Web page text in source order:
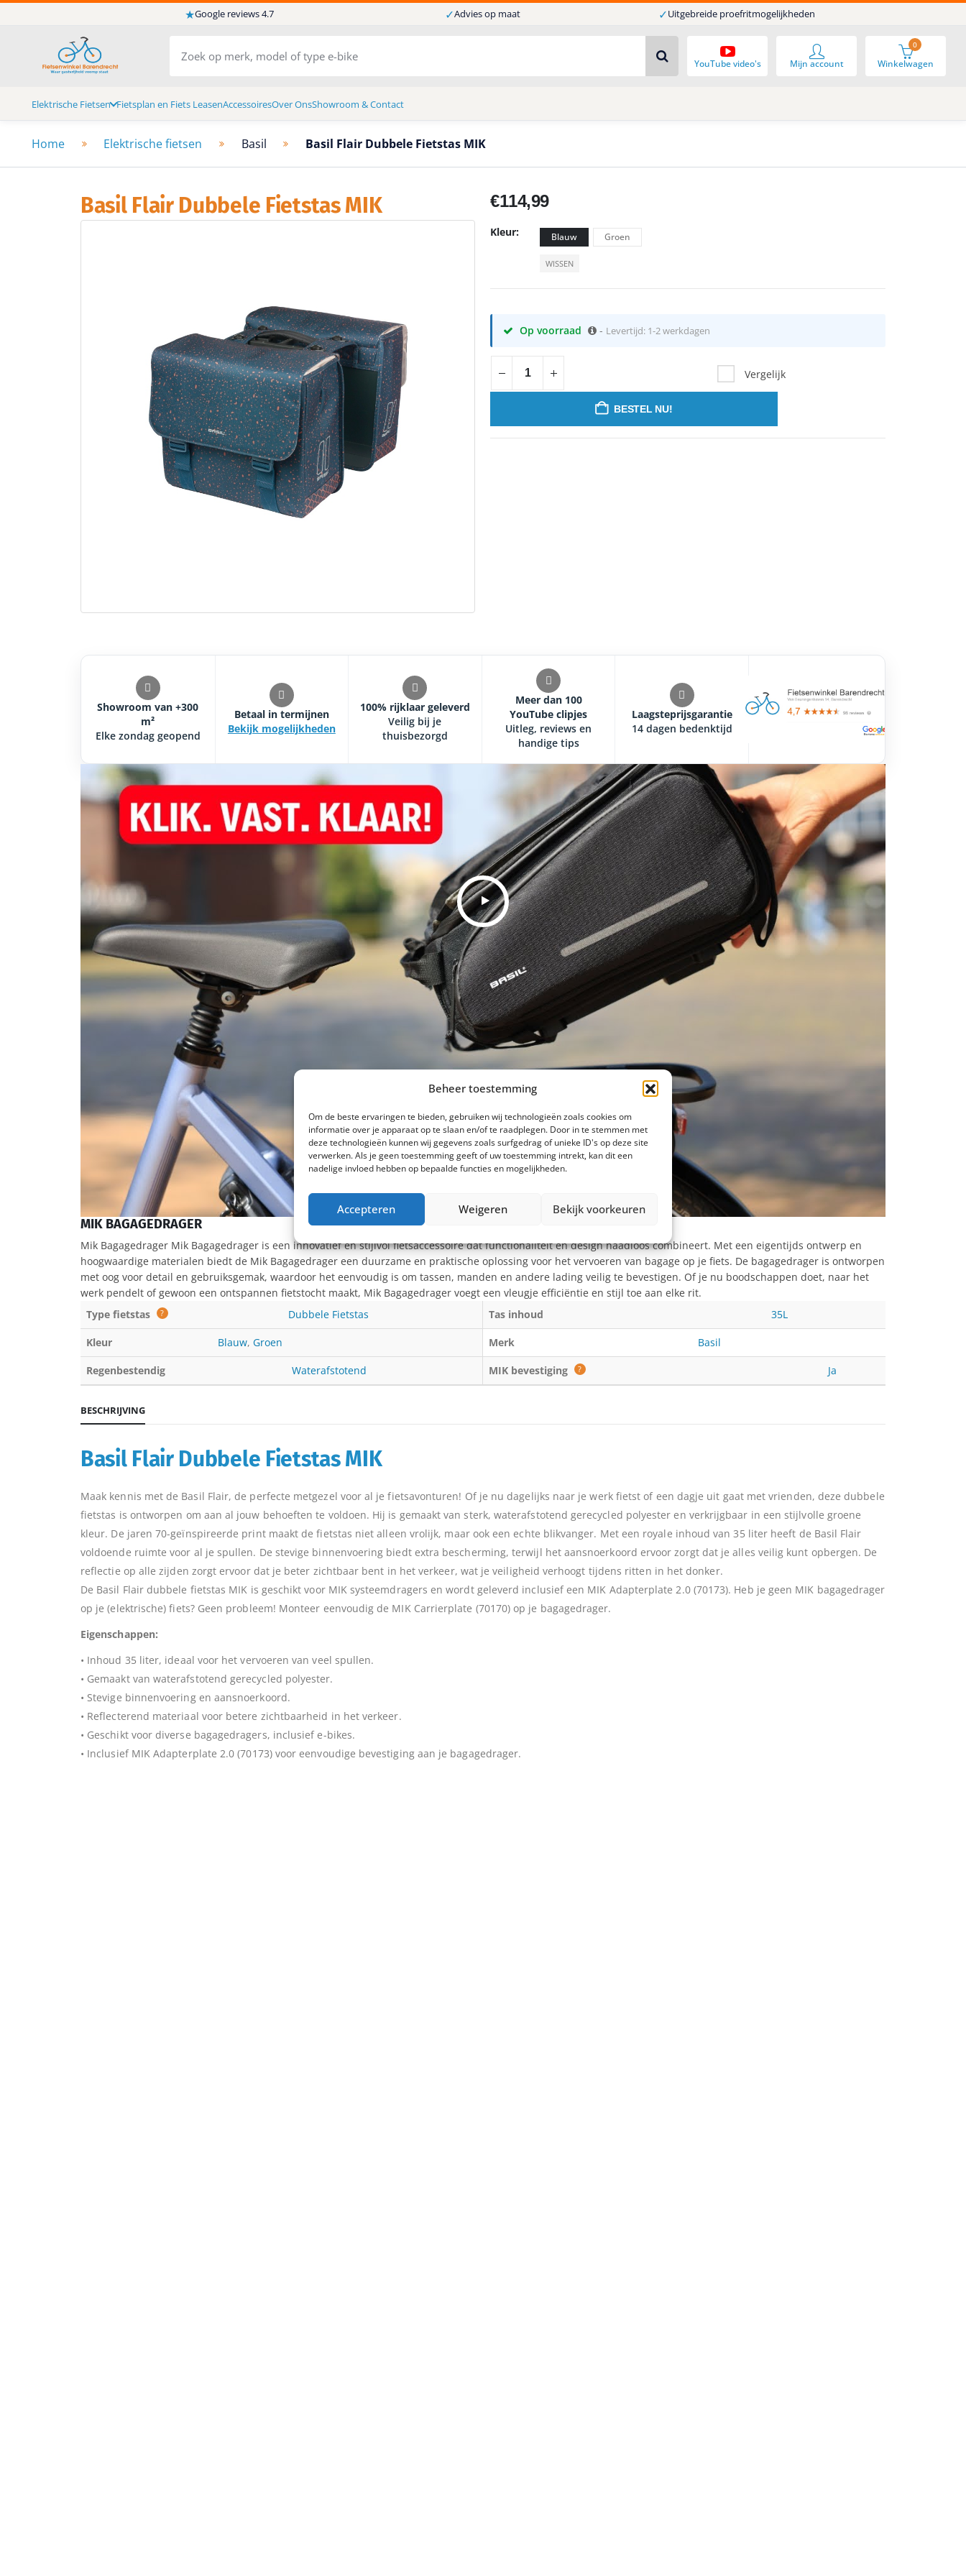
Beheer toestemming
Om de beste ervaringen te bieden, gebruiken wij technologieën zoals cookies om
informatie over je apparaat op te slaan en/of te raadplegen. Door in te stemmen met
deze technologieën kunnen wij gegevens zoals surfgedrag of unieke ID's op deze site
verwerken. Als je geen toestemming geeft of uw toestemming intrekt, kan dit een
nadelige invloed hebben op bepaalde functies en mogelijkheden.
Accepteren Weigeren Bekijk voorkeuren
★Google reviews 4.7 ✓Advies op maat ✓Uitgebreide proefritmogelijkheden
Elektrische Fietsen Fietsplan en Fiets LeasenAccessoiresOver OnsShowroom & Contact
YouTube video's Winkelwagen
0
Mijn account
Home Elektrische fietsen Basil Basil Flair Dubbele Fietstas MIK
Basil Flair Dubbele Fietstas MIK €114,99
Kleur Blauw Groen
WISSEN
Op voorraad - Levertijd: 1-2 werkdagen
Vergelijk
BESTEL NU!
Showroom van +300
m²
Elke zondag geopend
Betaal in termijnen
Bekijk mogelijkheden
100% rijklaar geleverd
Veilig bij je
thuisbezorgd
Meer dan 100
YouTube clipjes
Uitleg, reviews en
handige tips
Laagsteprijsgarantie
14 dagen bedenktijd
MIK BAGAGEDRAGER
Mik Bagagedrager Mik Bagagedrager is een innovatief en stijlvol fietsaccessoire dat functionaliteit en design naadloos combineert. Met een eigentijds ontwerp en
hoogwaardige materialen biedt de Mik Bagagedrager een duurzame en praktische oplossing voor het vervoeren van bagage op je fiets. De bagagedrager is ontworpen
met oog voor detail en gebruiksgemak, waardoor het eenvoudig is om tassen, manden en andere lading veilig te bevestigen. Of je nu boodschappen doet, naar het
werk pendelt of gewoon een ontspannen fietstocht maakt, Mik Bagagedrager voegt een vleugje efficiëntie en stijl toe aan elke rit.
Type fietstas
? Dubbele Fietstas Tas inhoud 35L
Kleur Blauw, Groen Merk Basil
Regenbestendig Waterafstotend MIK bevestiging ? Ja
BESCHRIJVING
Basil Flair Dubbele Fietstas MIK
Maak kennis met de Basil Flair, de perfecte metgezel voor al je fietsavonturen! Of je nu dagelijks naar je werk fietst of een dagje uit gaat met vrienden, deze dubbele
fietstas is ontworpen om aan al jouw behoeften te voldoen. Hij is gemaakt van sterk, waterafstotend gerecycled polyester en verkrijgbaar in een stijlvolle groene
kleur. De jaren 70-geïnspireerde print maakt de fietstas niet alleen vrolijk, maar ook een echte blikvanger. Met een royale inhoud van 35 liter heeft de Basil Flair
voldoende ruimte voor al je spullen. De stevige binnenvoering biedt extra bescherming, terwijl het aansnoerkoord ervoor zorgt dat je alles veilig kunt opbergen. De
reflectie op alle zijden zorgt ervoor dat je beter zichtbaar bent in het verkeer, wat je veiligheid verhoogt tijdens ritten in het donker.
De Basil Flair dubbele fietstas MIK is geschikt voor MIK systeemdragers en wordt geleverd inclusief een MIK Adapterplate 2.0 (70173). Heb je geen MIK bagagedrager
op je (elektrische) fiets? Geen probleem! Monteer eenvoudig de MIK Carrierplate (70170) op je bagagedrager.
Eigenschappen:
• Inhoud 35 liter, ideaal voor het vervoeren van veel spullen.
• Gemaakt van waterafstotend gerecycled polyester.
• Stevige binnenvoering en aansnoerkoord.
• Reflecterend materiaal voor betere zichtbaarheid in het verkeer.
• Geschikt voor diverse bagagedragers, inclusief e-bikes.
• Inclusief MIK Adapterplate 2.0 (70173) voor eenvoudige bevestiging aan je bagagedrager.